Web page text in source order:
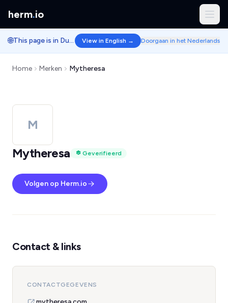
herm.io
🌐 This page is in Dutch. View in English → Doorgaan in het Nederlands
Home Merken Mytheresa
M
Mytheresa
Geverifieerd
Volgen op Herm.io
Contact & links
CONTACTGEGEVENS